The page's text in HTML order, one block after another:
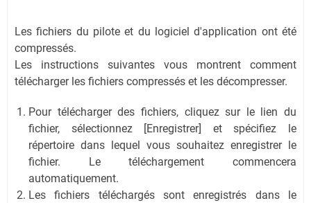
Les fichiers du pilote et du logiciel d'application ont été
compressés.
Les instructions suivantes vous montrent comment
télécharger les fichiers compressés et les décompresser.
Pour télécharger des fichiers, cliquez sur le lien du
fichier, sélectionnez [Enregistrer] et spécifiez le
répertoire dans lequel vous souhaitez enregistrer le
fichier. Le téléchargement commencera
automatiquement.
Les fichiers téléchargés sont enregistrés dans le